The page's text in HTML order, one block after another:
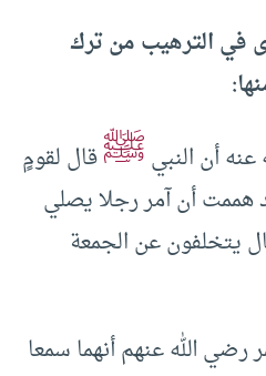
في الترهيب من ترك
أن النبيﷺقال لقومٍ
هممت أن آمر رجلا يصلي
يتخلفون عن الجمعة
الله عنهم أنهما سمعا